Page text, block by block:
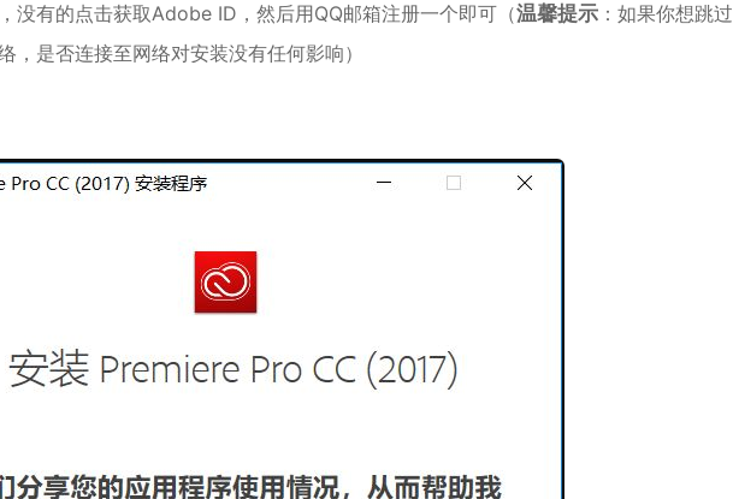
没有的点击获取Adobe ID，然后用QQ邮箱注册一个即可（温馨提示 ：如果你想跳过
，是否连接至网络对安装没有任何影响）